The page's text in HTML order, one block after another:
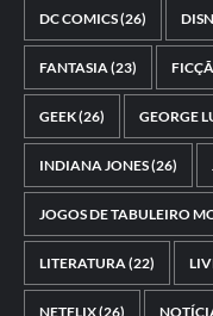
DC COMICS(26)
FANTASIA(23)
GEEK(26) GEORGE
INDIANA JONES(26)
JOGOS DE TABULEIRO
LITERATURA(22)
NETFLIX(26)